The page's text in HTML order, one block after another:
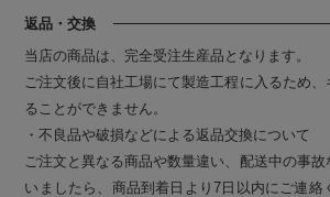
返品・交換
当店の商品は、完全受注生産品となります。
ご注文後に自社工場にて製造工程に入るため
ることができません。
・不良品や破損などによる返品交換について
ご注文と異なる商品や数量違い、配送中の事
いましたら、商品到着日より7日以内にご連絡